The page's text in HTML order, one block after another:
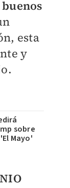
esta
y
sobre
Mayo'